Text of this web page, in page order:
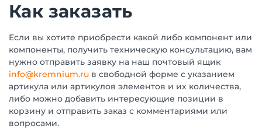
Как заказать
Если вы хотите приобрести какой либо компонент или
компоненты, получить техническую консультацию, вам
нужно отправить заявку на наш почтовый ящик
info@kremnium.ru в свободной форме с указанием
артикула или артикулов элементов и их количества,
либо можно добавить интересующие позиции в
корзину и отправить заказ с комментариями или
вопросами.